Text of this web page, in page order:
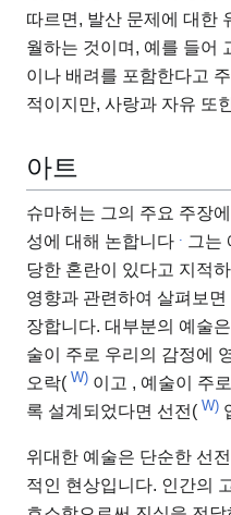
따르면, 발산 문제에 대한
월하는 것이며, 예를 들어
이나 배려를 포함한다고
적이지만, 사랑과 자유 또
아트
슈마허는 그의 주요 주장
성에 대해 논합니다
그는
당한 혼란이 있다고 지적
영향과 관련하여 살펴보
장합니다. 대부분의 예술
술이 주로 우리의 감정에
오락( W) 이고 , 예술이 주
록 설계되었다면 선전( W)
위대한 예술은 단순한 선
적인 현상입니다. 인간의